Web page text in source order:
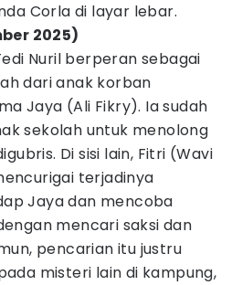
Corla di layar lebar.
2025)
Nuril berperan sebagai
dari anak korban
Jaya (Ali Fikry). Ia sudah
sekolah untuk menolong
Di sisi lain, Fitri (Wavi
terjadinya
Jaya dan mencoba
mencari saksi dan
pencarian itu justru
misteri lain di kampung,